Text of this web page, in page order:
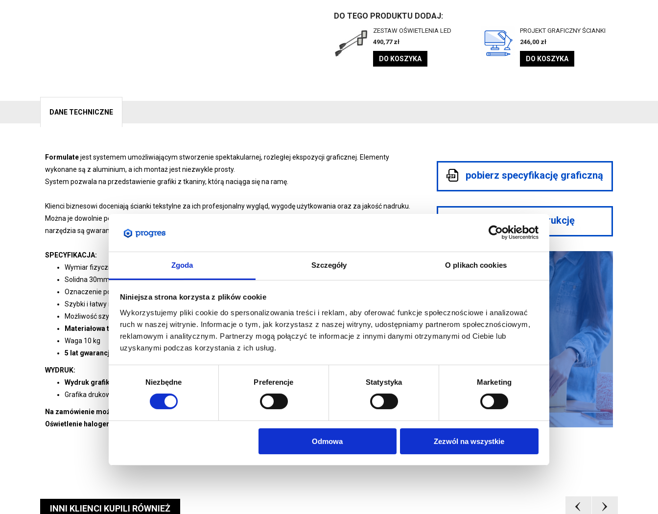
Zgoda Szczegóły O plikach cookies
Niniejsza strona korzysta z plików cookie
Wykorzystujemy pliki cookie do spersonalizowania treści i reklam, aby oferować funkcje społecznościowe i analizować
ruch w naszej witrynie. Informacje o tym, jak korzystasz z naszej witryny, udostępniamy partnerom społecznościowym,
reklamowym i analitycznym. Partnerzy mogą połączyć te informacje z innymi danymi otrzymanymi od Ciebie lub
uzyskanymi podczas korzystania z ich usług.
zgody
Niezbędne Preferencje Statystyka Marketing
Odmowa Zezwól na wszystkie
DO TEGO PRODUKTU DODAJ:
ZESTAW OŚWIETLENIA LED
490,77 zł
DO KOSZYKA
PROJEKT GRAFICZNY ŚCIANKI
246,00 zł
DO KOSZYKA
DANE TECHNICZNE
Formulatejest systemem umożliwiającym stworzenie spektakularnej, rozległej ekspozycji graficznej. Elementy
wykonane są z aluminium, a ich montaż jest niezwykle prosty.
System pozwala na przedstawienie grafiki z tkaniny, którą naciąga się na ramę.
Klienci biznesowi doceniają ścianki tekstylne za ich profesjonalny wygląd, wygodę użytkowania oraz za jakość nadruku.
Można je dowolnie personalizować, tworząc idealną przestrzeń promocyjną skrojoną na miarę potrzeb. Takie
narzędzia są gwarantem sukcesu wizerunkowego każdej firmy i instytucji.
SPECYFIKACJA:
Wymiar fizyczny w mm: 2380 (wys.) x 2400 (szer.) x 400 (gł.)
Solidna 30mm aluminiowa rama
Oznaczenie poszczególnych elementów dla łatwego montażu
Szybki i łatwy montaż bez użycia narzędzi
Możliwość szybkiej wymiany grafiki
Materiałowa torba transportowa w zestawie
Waga 10 kg
5 lat gwarancji na system
WYDRUK:
Wydruk grafiki jedno lub dwustronnej w zależności od wybranej opcji
Grafika drukowana metodą sublimacji na tkaninie Display Stretch 230g/m2
Na zamówienie możemy wykonać dowolny rozmiar takiej ścianki. W tym celu prosimy o kontakt z biurem obsługi.
Oświetlenie halogenowe lub LED dostępne opcjonalnie w akcesoriach.
pobierz specyfikację graficzną
pobierz instrukcję
INNI KLIENCI KUPILI RÓWNIEŻ